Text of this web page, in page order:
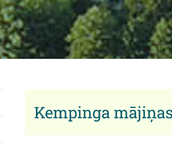
Kempinga mājiņas